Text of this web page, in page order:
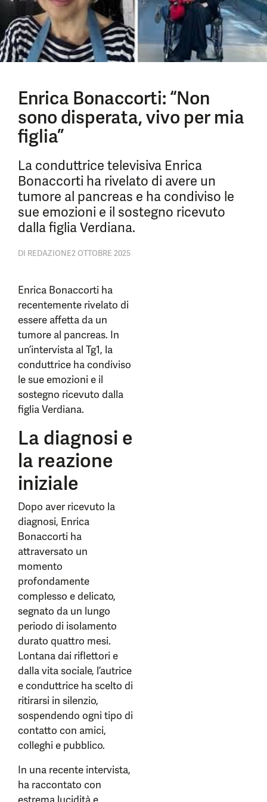
Enrica Bonaccorti: “Non
sono disperata, vivo per mia
figlia”
La conduttrice televisiva Enrica
Bonaccorti ha rivelato di avere un
tumore al pancreas e ha condiviso le
sue emozioni e il sostegno ricevuto
dalla figlia Verdiana.
DI REDAZIONE2 OTTOBRE 2025
Enrica Bonaccorti ha
recentemente rivelato di
essere affetta da un
tumore al pancreas. In
un’intervista al Tg1, la
conduttrice ha condiviso
le sue emozioni e il
sostegno ricevuto dalla
figlia Verdiana.
La diagnosi e
la reazione
iniziale
Dopo aver ricevuto la
diagnosi, Enrica
Bonaccorti ha
attraversato un
momento
profondamente
complesso e delicato,
segnato da un lungo
periodo di isolamento
durato quattro mesi.
Lontana dai riflettori e
dalla vita sociale, l’autrice
e conduttrice ha scelto di
ritirarsi in silenzio,
sospendendo ogni tipo di
contatto con amici,
colleghi e pubblico.
In una recente intervista,
ha raccontato con